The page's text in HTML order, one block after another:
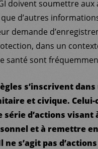
doivent soumettre
d’autres
demande
dans un
santé sont
s’inscrivent
et civique.
d’actions
et à remettre
s’agit pas